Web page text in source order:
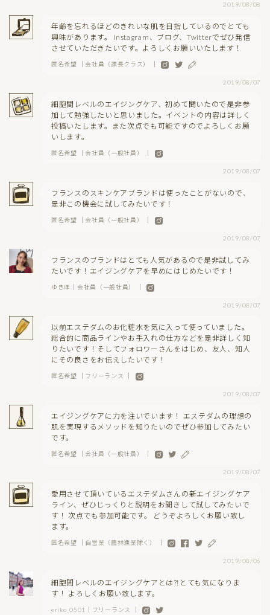
2019/08/08
年齢を忘れるほどのきれいな肌を目指しているのでとても
興味があります。 Instagram、ブログ、Twitterでぜひ発信
させていただきたいです。よろしくお願いいたします！
匿名希望 ｜会社員（課長クラス） ｜
2019/08/07
細胞間レベルのエイジングケア、初めて聞いたので是非参
加して勉強したいと思いました。イベントの内容は詳しく
投稿いたします。また次点でも可能ですのでよろしくお願
いします。
匿名希望 ｜会社員（一般社員） ｜
2019/08/07
フランスのスキンケアブランドは使ったことがないので、
是非この機会に試してみたいです！
匿名希望 ｜会社員（一般社員） ｜
2019/08/07
フランスのブランドはとても人気があるので是非試してみ
たいです！エイジングケアを早めにはじめたいです！
ゆきほ｜会社員（一般社員） ｜
2019/08/07
以前エステダムのお化粧水を気に入って使っていました。
総合的に商品ラインやお手入れの仕方などを是非詳しく知
りたいです！そしてフォロワーさんをはじめ、友人、知人
にその良さをお伝えしたいです！
匿名希望 ｜フリーランス ｜
2019/08/07
エイジングケアに力を注いでいます！ エステダムの理想の
肌を実現するメソッドを知りたいのでぜひ参加してみたい
です。
匿名希望 ｜会社員（一般社員） ｜
2019/08/07
愛用させて頂いているエステダムさんの新エイジングケア
ライン、ぜひじっくりと説明をお聞きして試してみたいで
す！ 次点でも参加可能です。 どうぞよろしくお願い致し
ます。
匿名希望 ｜自営業（農林漁業除く） ｜
2019/08/06
細胞間レベルのエイジングケアとは⁈とても気になりま
す！ よろしくお願い致します。
eriko_0501｜フリーランス ｜